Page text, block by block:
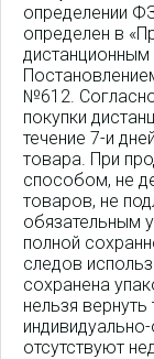
определении
определен в
№612.
покупки
течение 7-и
товара. При
способом, не
товаров, не
обязательным
полной
следов
сохранена
нельзя
отсутствуют